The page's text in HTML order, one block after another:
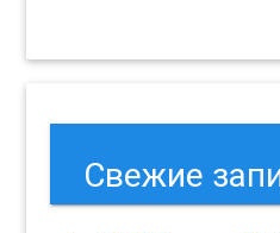
Свежие